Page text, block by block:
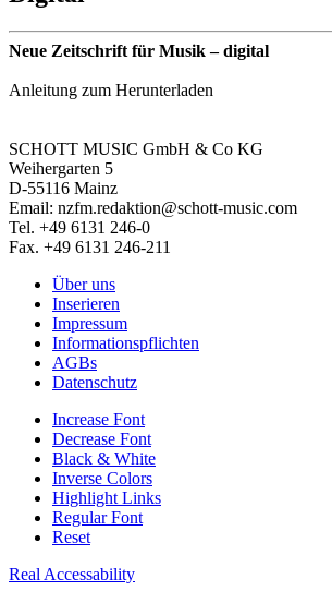
Neue Zeitschrift für Musik – digital
Anleitung zum Herunterladen
SCHOTT MUSIC GmbH & Co KG
Weihergarten 5
D-55116 Mainz
Email: nzfm.redaktion@schott-music.com
Tel. +49 6131 246-0
Fax. +49 6131 246-211
Über uns
Inserieren
Impressum
Informationspflichten
AGBs
Datenschutz
Increase Font
Decrease Font
Black & White
Inverse Colors
Highlight Links
Regular Font
Reset
Real Accessability